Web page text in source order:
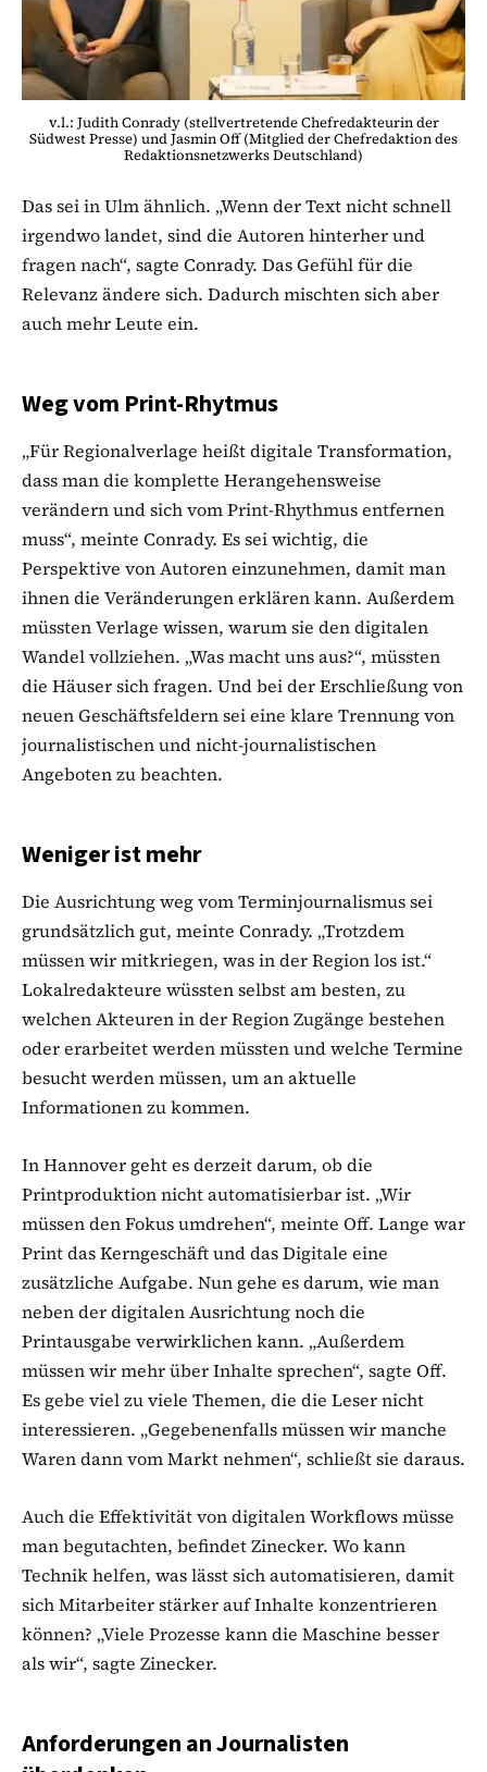
v.l.: Judith Conrady (stellvertretende Chefredakteurin der
Südwest Presse) und Jasmin Off (Mitglied der Chefredaktion des
Redaktionsnetzwerks Deutschland)
Das sei in Ulm ähnlich. „Wenn der Text nicht schnell
irgendwo landet, sind die Autoren hinterher und
fragen nach“, sagte Conrady. Das Gefühl für die
Relevanz ändere sich. Dadurch mischten sich aber
auch mehr Leute ein.
Weg vom Print-Rhytmus
„Für Regionalverlage heißt digitale Transformation,
dass man die komplette Herangehensweise
verändern und sich vom Print-Rhythmus entfernen
muss“, meinte Conrady. Es sei wichtig, die
Perspektive von Autoren einzunehmen, damit man
ihnen die Veränderungen erklären kann. Außerdem
müssten Verlage wissen, warum sie den digitalen
Wandel vollziehen. „Was macht uns aus?“, müssten
die Häuser sich fragen. Und bei der Erschließung von
neuen Geschäftsfeldern sei eine klare Trennung von
journalistischen und nicht-journalistischen
Angeboten zu beachten.
Weniger ist mehr
Die Ausrichtung weg vom Terminjournalismus sei
grundsätzlich gut, meinte Conrady. „Trotzdem
müssen wir mitkriegen, was in der Region los ist.“
Lokalredakteure wüssten selbst am besten, zu
welchen Akteuren in der Region Zugänge bestehen
oder erarbeitet werden müssten und welche Termine
besucht werden müssen, um an aktuelle
Informationen zu kommen.
In Hannover geht es derzeit darum, ob die
Printproduktion nicht automatisierbar ist. „Wir
müssen den Fokus umdrehen“, meinte Off. Lange war
Print das Kerngeschäft und das Digitale eine
zusätzliche Aufgabe. Nun gehe es darum, wie man
neben der digitalen Ausrichtung noch die
Printausgabe verwirklichen kann. „Außerdem
müssen wir mehr über Inhalte sprechen“, sagte Off.
Es gebe viel zu viele Themen, die die Leser nicht
interessieren. „Gegebenenfalls müssen wir manche
Waren dann vom Markt nehmen“, schließt sie daraus.
Auch die Effektivität von digitalen Workflows müsse
man begutachten, befindet Zinecker. Wo kann
Technik helfen, was lässt sich automatisieren, damit
sich Mitarbeiter stärker auf Inhalte konzentrieren
können? „Viele Prozesse kann die Maschine besser
als wir“, sagte Zinecker.
Anforderungen an Journalisten